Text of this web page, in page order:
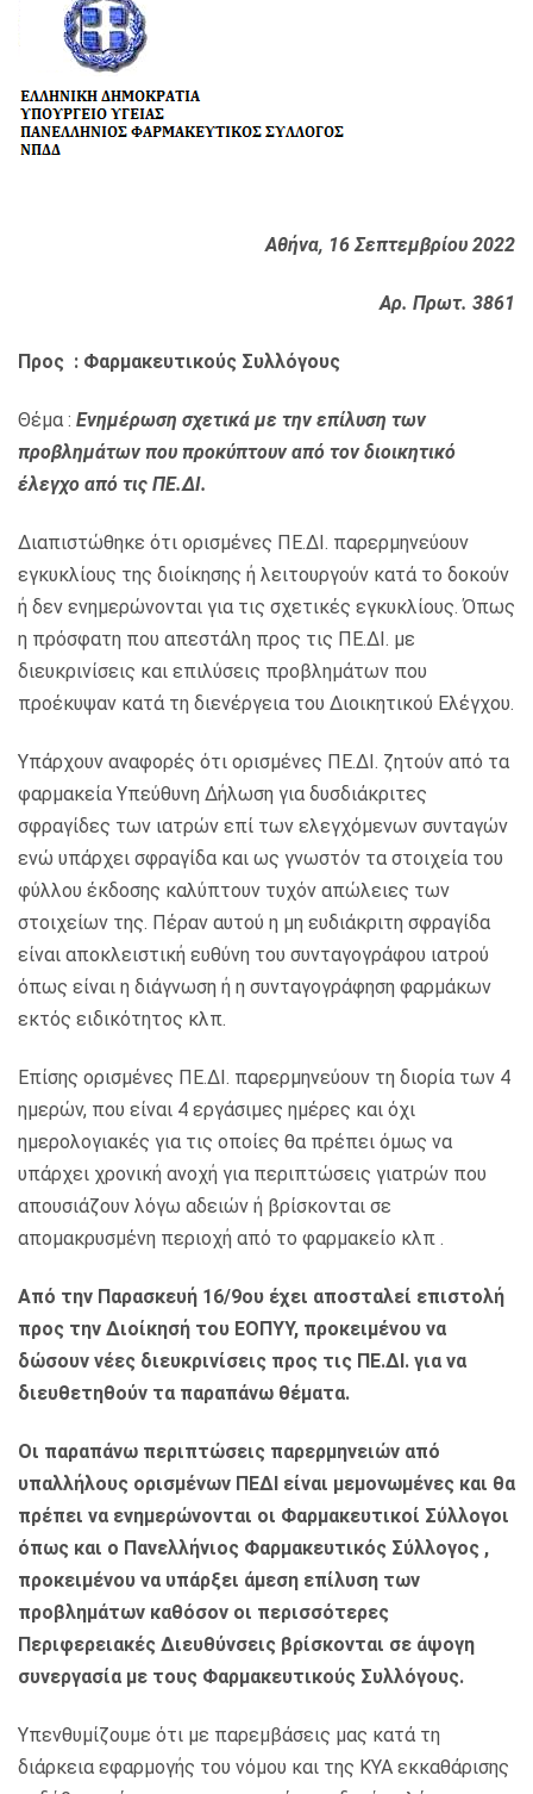
Αθήνα, 16 Σεπτεμβρίου 2022
Αρ. Πρωτ. 3861
Προς : Φαρμακευτικούς Συλλόγους
Θέμα : Ενημέρωση σχετικά με την επίλυση των
προβλημάτων που προκύπτουν από τον διοικητικό
έλεγχο από τις ΠΕ.ΔΙ.
Διαπιστώθηκε ότι ορισμένες ΠΕ.ΔΙ. παρερμηνεύουν
εγκυκλίους της διοίκησης ή λειτουργούν κατά το δοκούν
ή δεν ενημερώνονται για τις σχετικές εγκυκλίους. Όπως
η πρόσφατη που απεστάλη προς τις ΠΕ.ΔΙ. με
διευκρινίσεις και επιλύσεις προβλημάτων που
προέκυψαν κατά τη διενέργεια του Διοικητικού Ελέγχου.
Υπάρχουν αναφορές ότι ορισμένες ΠΕ.ΔΙ. ζητούν από τα
φαρμακεία Υπεύθυνη Δήλωση για δυσδιάκριτες
σφραγίδες των ιατρών επί των ελεγχόμενων συνταγών
ενώ υπάρχει σφραγίδα και ως γνωστόν τα στοιχεία του
φύλλου έκδοσης καλύπτουν τυχόν απώλειες των
στοιχείων της. Πέραν αυτού η μη ευδιάκριτη σφραγίδα
είναι αποκλειστική ευθύνη του συνταγογράφου ιατρού
όπως είναι η διάγνωση ή η συνταγογράφηση φαρμάκων
εκτός ειδικότητος κλπ.
Επίσης ορισμένες ΠΕ.ΔΙ. παρερμηνεύουν τη διορία των 4
ημερών, που είναι 4 εργάσιμες ημέρες και όχι
ημερολογιακές για τις οποίες θα πρέπει όμως να
υπάρχει χρονική ανοχή για περιπτώσεις γιατρών που
απουσιάζουν λόγω αδειών ή βρίσκονται σε
απομακρυσμένη περιοχή από το φαρμακείο κλπ .
Από την Παρασκευή 16/9ου έχει αποσταλεί επιστολή
προς την Διοίκησή του ΕΟΠΥΥ, προκειμένου να
δώσουν νέες διευκρινίσεις προς τις ΠΕ.ΔΙ. για να
διευθετηθούν τα παραπάνω θέματα.
Οι παραπάνω περιπτώσεις παρερμηνειών από
υπαλλήλους ορισμένων ΠΕΔΙ είναι μεμονωμένες και θα
πρέπει να ενημερώνονται οι Φαρμακευτικοί Σύλλογοι
όπως και ο Πανελλήνιος Φαρμακευτικός Σύλλογος ,
προκειμένου να υπάρξει άμεση επίλυση των
προβλημάτων καθόσον οι περισσότερες
Περιφερειακές Διευθύνσεις βρίσκονται σε άψογη
συνεργασία με τους Φαρμακευτικούς Συλλόγους.
Υπενθυμίζουμε ότι με παρεμβάσεις μας κατά τη
διάρκεια εφαρμογής του νόμου και της ΚΥΑ εκκαθάρισης